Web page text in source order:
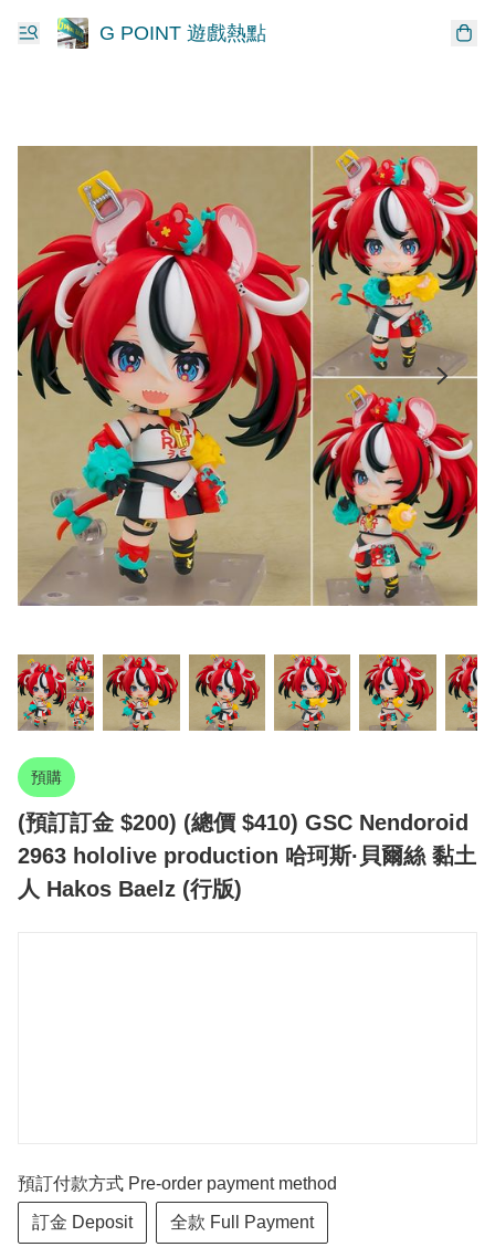
G POINT 遊戲熱點
預購
(預訂訂金 $200) (總價 $410) GSC Nendoroid
2963 hololive production 哈珂斯·貝爾絲 黏土
人 Hakos Baelz (行版)
預訂付款方式 Pre-order payment method
訂金 Deposit 全款 Full Payment